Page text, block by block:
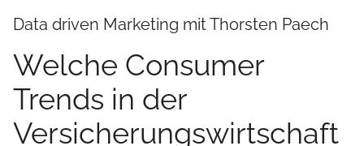
Data driven Marketing mit Thorsten Paech
Welche Consumer
Trends in der
Versicherungswirtschaft